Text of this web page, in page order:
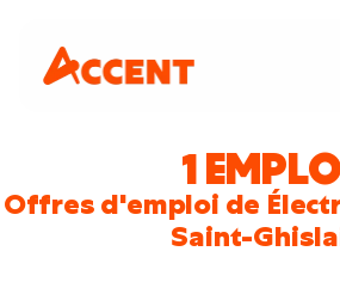
1
Offres d'emploi de
Saint-